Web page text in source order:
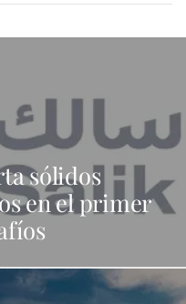
sólidos
en el primer